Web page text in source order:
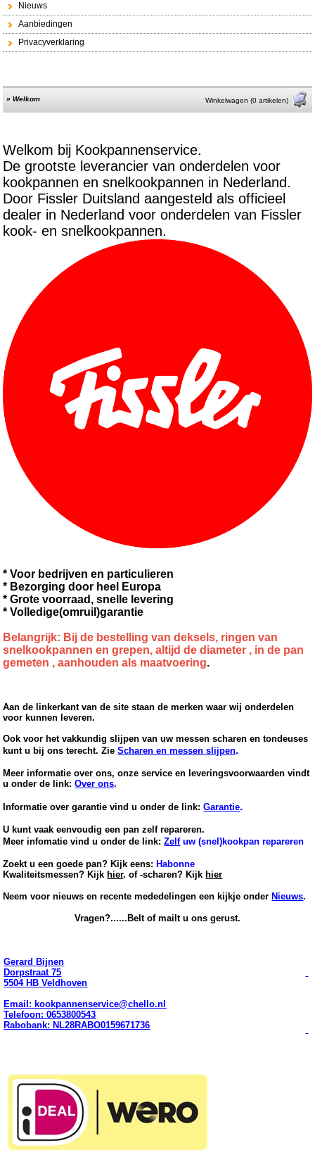
Nieuws
Aanbiedingen
Privacyverklaring
»Welkom Winkelwagen (0 artikelen)
Welkom bij Kookpannenservice.
De grootste leverancier van onderdelen voor
kookpannen en snelkookpannen in Nederland.
Door Fissler Duitsland aangesteld als officieel
dealer in Nederland voor onderdelen van Fissler
kook- en snelkookpannen.
* Voor bedrijven en particulieren
* Bezorging door heel Europa
* Grote voorraad, snelle levering
* Volledige(omruil)garantie
Belangrijk: Bij de bestelling van deksels, ringen van
snelkookpannen en grepen, altijd de diameter , in de pan
gemeten , aanhouden als maatvoering.
Aan de linkerkant van de site staan de merken waar wij onderdelen
voor kunnen leveren.
Ook voor het vakkundig slijpen van uw messen scharen en tondeuses
kunt u bij ons terecht. ZieScharen en messen slijpen.
Meer informatie over ons, onze service en leveringsvoorwaarden vindt
u onder de link:Over ons.
Informatie over garantie vind u onder de link: Garantie.
U kunt vaak eenvoudig een pan zelf repareren.
Meer infomatie vind u onder de link:Zelfuw (snel)kookpan repareren
Zoekt u een goede pan? Kijk eens: Habonne
Kwaliteitsmessen? Kijk hier. of -scharen? Kijk hier
Neem voor nieuws en recente mededelingen een kijkje onder Nieuws.
Vragen?......Belt of mailt u ons gerust.
Gerard Bijnen
Dorpstraat 75
5504 HB Veldhoven
Email: kookpannenservice@chello.nl
Telefoon: 0653800543
Rabobank: NL28RABO0159671736